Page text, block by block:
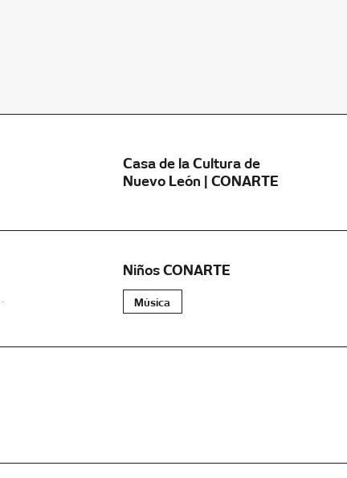
Casa de la Cultura de
Nuevo León | CONARTE
Niños CONARTE
Música